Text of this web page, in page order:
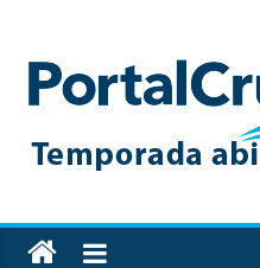
content
Toda